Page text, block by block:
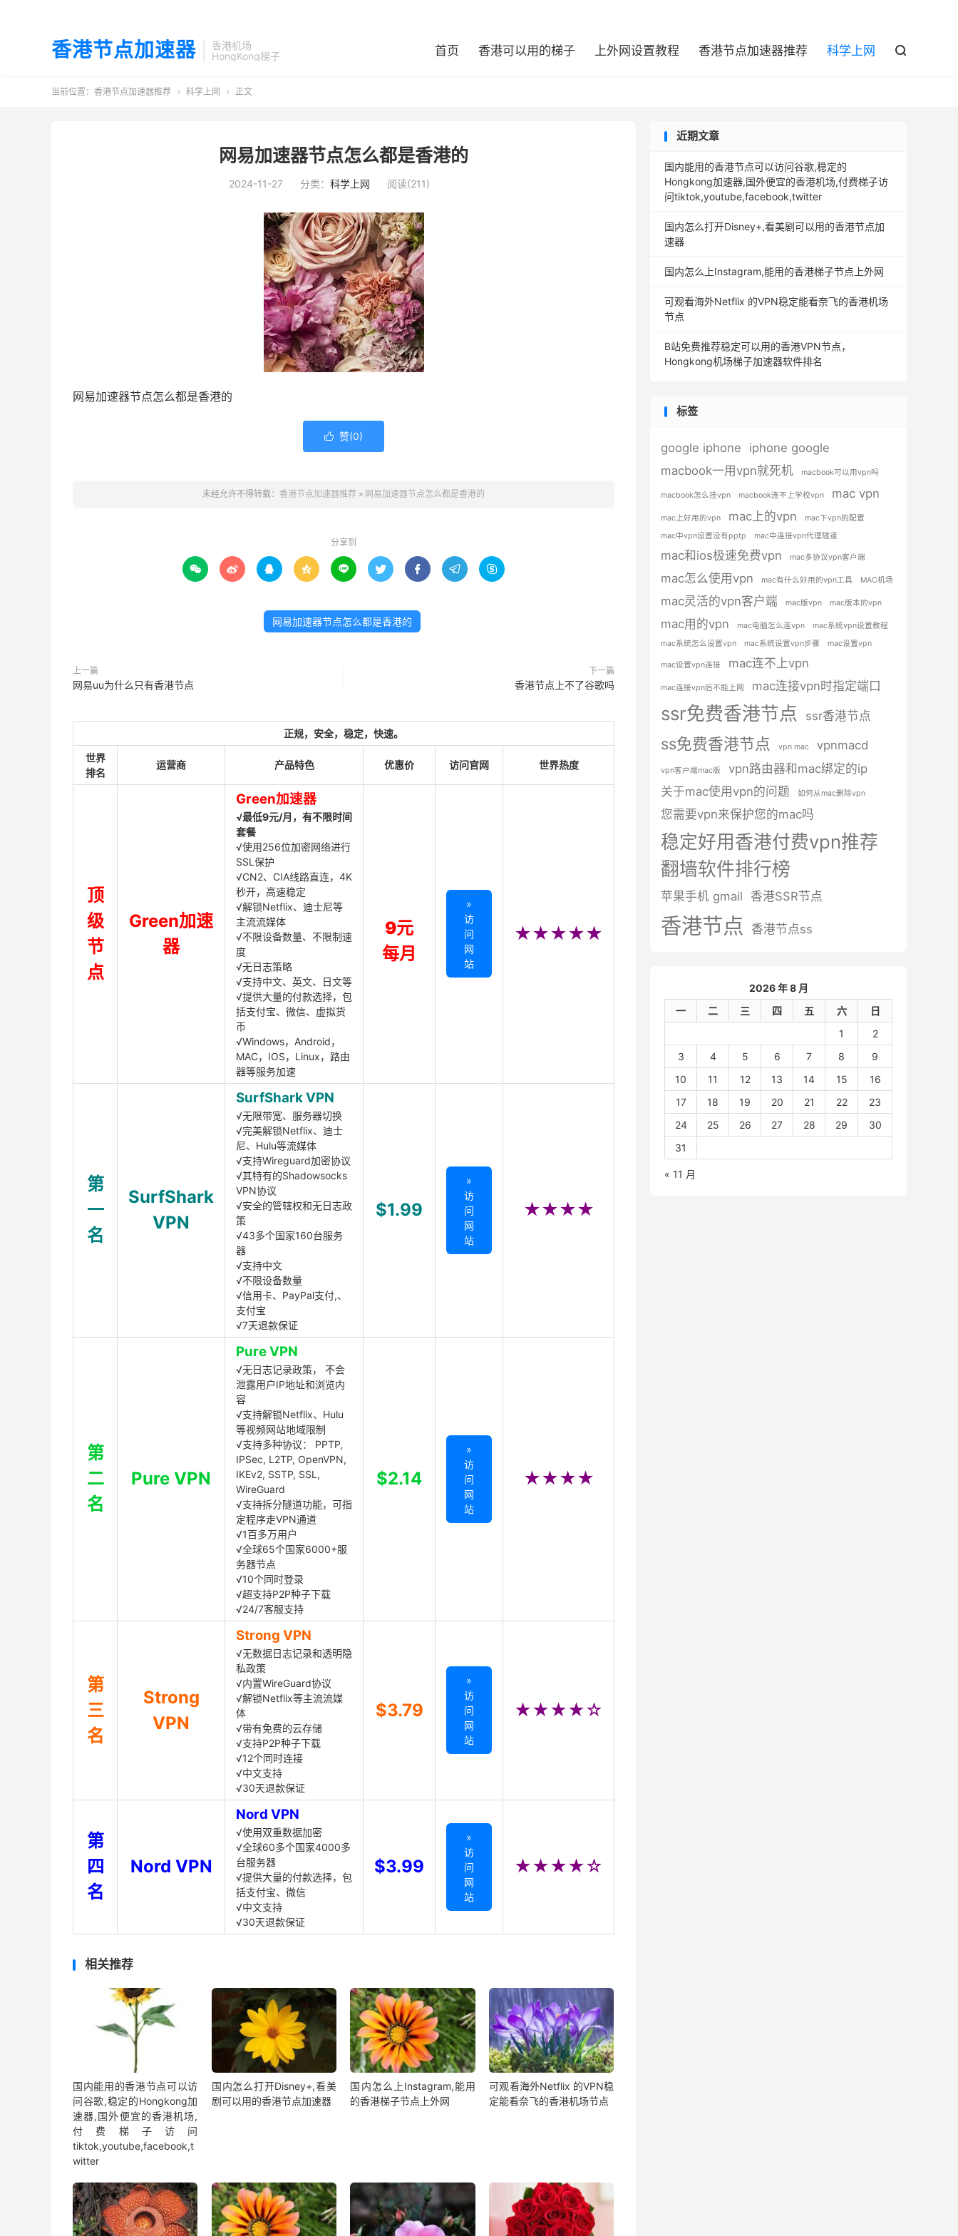
香港节点加速器
香港机场
HongKong梯子
首页 香港可以用的梯子 上外网设置教程 香港节点加速器推荐 科学上网 
当前位置： 香港节点加速器推荐  科学上网  正文
网易加速器节点怎么都是香港的
2024-11-27 分类： 科学上网 阅读(211)
网易加速器节点怎么都是香港的
 赞(0)
未经允许不得转载： 香港节点加速器推荐 » 网易加速器节点怎么都是香港的
分享到
        
网易加速器节点怎么都是香港的
上一篇
网易uu为什么只有香港节点
下一篇
香港节点上不了谷歌吗
正规，安全，稳定，快速。
世界
排名
运营商 产品特色 优惠价 访问官网 世界热度
顶
级
节
点
Green加速
器
Green加速器
√最低9元/月，有不限时间
套餐
√使用256位加密网络进行
SSL保护
√CN2、CIA线路直连，4K
秒开，高速稳定
√解锁Netflix、迪士尼等
主流流媒体
√不限设备数量、不限制速
度
√无日志策略
√支持中文、英文、日文等
√提供大量的付款选择，包
括支付宝、微信、虚拟货
币
√Windows，Android，
MAC，IOS，Linux，路由
器等服务加速
9元
每月
»
访
问
网
站
★★★★★
第
一
名
SurfShark
VPN
SurfShark VPN
√无限带宽、服务器切换
√完美解锁Netflix、迪士
尼、Hulu等流媒体
√支持Wireguard加密协议
√其特有的Shadowsocks
VPN协议
√安全的管辖权和无日志政
策
√43多个国家160台服务
器
√支持中文
√不限设备数量
√信用卡、PayPal支付,、
支付宝
√7天退款保证
$1.99
»
访
问
网
站
★★★★
第
二
名
Pure VPN
Pure VPN
√无日志记录政策， 不会
泄露用户IP地址和浏览内
容
√支持解锁Netflix、Hulu
等视频网站地域限制
√支持多种协议： PPTP,
IPSec, L2TP, OpenVPN,
IKEv2, SSTP, SSL,
WireGuard
√支持拆分隧道功能，可指
定程序走VPN通道
√1百多万用户
√全球65个国家6000+服
务器节点
√10个同时登录
√超支持P2P种子下载
√24/7客服支持
$2.14
»
访
问
网
站
★★★★
第
三
名
Strong
VPN
Strong VPN
√无数据日志记录和透明隐
私政策
√内置WireGuard协议
√解锁Netflix等主流流媒
体
√带有免费的云存储
√支持P2P种子下载
√12个同时连接
√中文支持
√30天退款保证
$3.79
»
访
问
网
站
★★★★☆
第
四
名
Nord VPN
Nord VPN
√使用双重数据加密
√全球60多个国家4000多
台服务器
√提供大量的付款选择，包
括支付宝、微信
√中文支持
√30天退款保证
$3.99
»
访
问
网
站
★★★★☆
相关推荐
国内能用的香港节点可以访
问谷歌,稳定的Hongkong加
速器,国外便宜的香港机场,
付费梯子访问
tiktok,youtube,facebook,t
witter
国内怎么打开Disney+,看美
剧可以用的香港节点加速器
国内怎么上Instagram,能用
的香港梯子节点上外网
可观看海外Netflix 的VPN稳
定能看奈飞的香港机场节点
近期文章
国内能用的香港节点可以访问谷歌,稳定的
Hongkong加速器,国外便宜的香港机场,付费梯子访
问tiktok,youtube,facebook,twitter
国内怎么打开Disney+,看美剧可以用的香港节点加
速器
国内怎么上Instagram,能用的香港梯子节点上外网
可观看海外Netflix 的VPN稳定能看奈飞的香港机场
节点
B站免费推荐稳定可以用的香港VPN节点，
Hongkong机场梯子加速器软件排名
标签
google iphone
iphone google
macbook一用vpn就死机
macbook可以用vpn吗
macbook怎么挂vpn macbook连不上学校vpn mac vpn
mac上好用的vpn mac上的vpn
mac下vpn的配置
mac中vpn设置没有pptp
mac中连接vpn代理隧道
mac和ios极速免费vpn mac多协议vpn客户端
mac怎么使用vpn mac有什么好用的vpn工具 MAC机场
mac灵活的vpn客户端 mac版vpn mac版本的vpn
mac用的vpn mac电脑怎么连vpn
mac系统vpn设置教程
mac系统怎么设置vpn
mac系统设置vpn步骤 mac设置vpn
mac设置vpn连接 mac连不上vpn
mac连接vpn后不能上网 mac连接vpn时指定端口
ssr免费香港节点 ssr香港节点
ss免费香港节点 vpn mac vpnmacd
vpn客户端mac版
vpn路由器和mac绑定的ip
关于mac使用vpn的问题
如何从mac删除vpn
您需要vpn来保护您的mac吗
稳定好用香港付费vpn推荐
翻墙软件排行榜
苹果手机 gmail 香港SSR节点
香港节点 香港节点ss
2026 年 8 月
一
二 三 四 五 六
日
1
2
3
4 5 6 7 8
9
10
11 12 13 14 15
16
17
18 19 20 21 22
23
24
25 26 27 28 29
30
31
« 11 月